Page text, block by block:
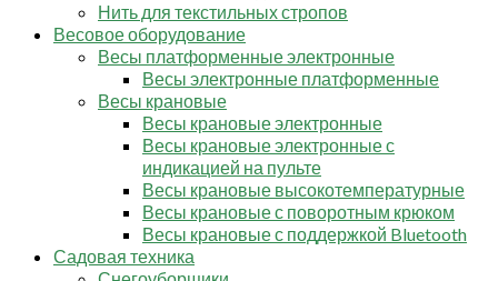
Нить для текстильных стропов
Весовое оборудование
Весы платформенные электронные
Весы электронные платформенные
Весы крановые
Весы крановые электронные
Весы крановые электронные с
индикацией на пульте
Весы крановые высокотемпературные
Весы крановые с поворотным крюком
Весы крановые с поддержкой Bluetooth
Садовая техника